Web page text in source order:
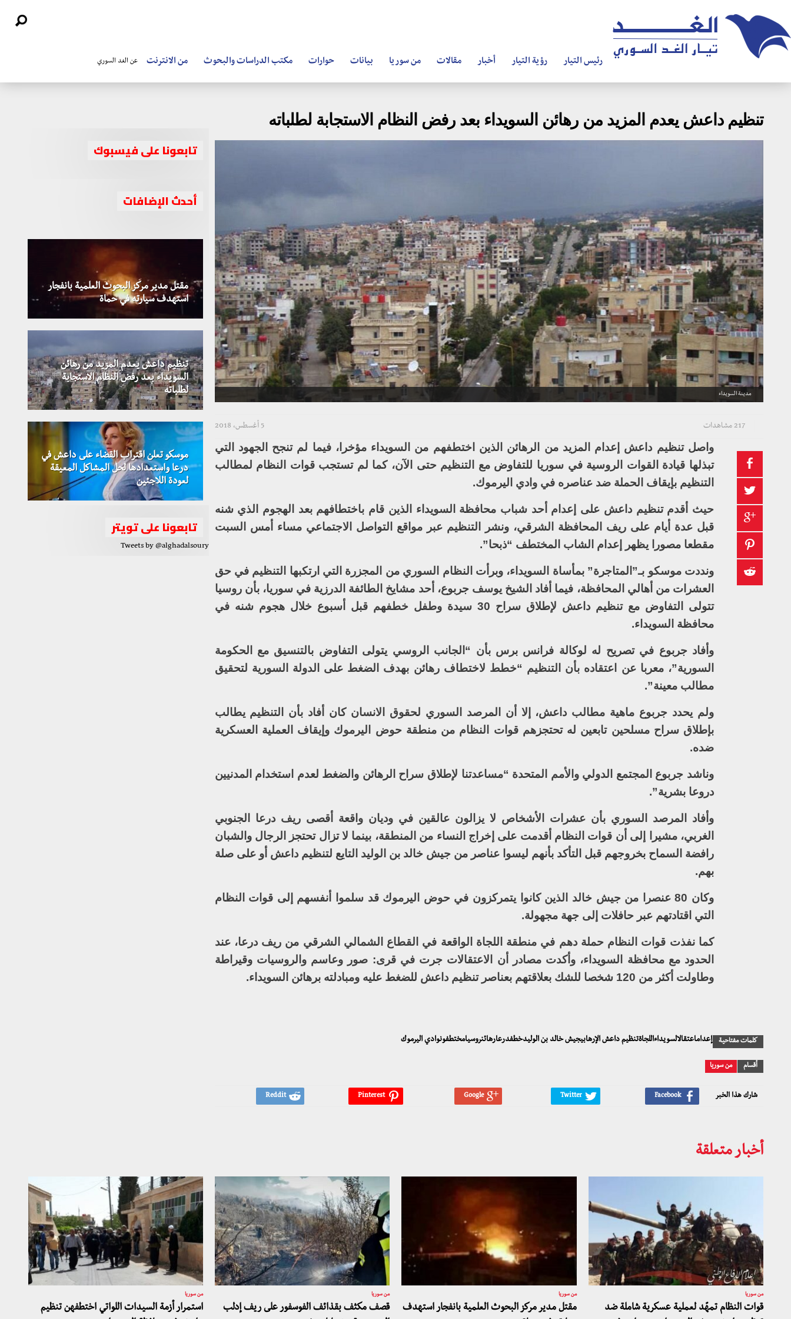
رئيس التيار رؤية التيار أخبار مقالات من سوريا بيانات حوارات مكتب الدراسات والبحوث من الانترنت عن الغد السوري
تنظيم داعش يعدم المزيد من رهائن السويداء بعد رفض النظام الاستجابة لطلباته
مدينة السويداء
5 أغسطس، 2018 217 مشاهدات
واصل تنظيم داعش إعدام المزيد من الرهائن الذين اختطفهم من السويداء مؤخرا، فيما لم تنجح الجهود التي
تبذلها قيادة القوات الروسية في سوريا للتفاوض مع التنظيم حتى الآن، كما لم تستجب قوات النظام لمطالب
التنظيم بإيقاف الحملة ضد عناصره في وادي اليرموك.
حيث أقدم تنظيم داعش على إعدام أحد شباب محافظة السويداء الذين قام باختطافهم بعد الهجوم الذي شنه
قبل عدة أيام على ريف المحافظة الشرقي، ونشر التنظيم عبر مواقع التواصل الاجتماعي مساء أمس السبت
مقطعا مصورا يظهر إعدام الشاب المختطف “ذبحا”.
ونددت موسكو بـ”المتاجرة” بمأساة السويداء، وبرأت النظام السوري من المجزرة التي ارتكبها التنظيم في حق
العشرات من أهالي المحافظة، فيما أفاد الشيخ يوسف جربوع، أحد مشايخ الطائفة الدرزية في سوريا، بأن روسيا
تتولى التفاوض مع تنظيم داعش لإطلاق سراح 30 سيدة وطفل خطفهم قبل أسبوع خلال هجوم شنه في
محافظة السويداء.
وأفاد جربوع في تصريح له لوكالة فرانس برس بأن “الجانب الروسي يتولى التفاوض بالتنسيق مع الحكومة
السورية”، معربا عن اعتقاده بأن التنظيم “خطط لاختطاف رهائن بهدف الضغط على الدولة السورية لتحقيق
مطالب معينة”.
ولم يحدد جربوع ماهية مطالب داعش، إلا أن المرصد السوري لحقوق الانسان كان أفاد بأن التنظيم يطالب
بإطلاق سراح مسلحين تابعين له تحتجزهم قوات النظام من منطقة حوض اليرموك وإيقاف العملية العسكرية
ضده.
وناشد جربوع المجتمع الدولي والأمم المتحدة “مساعدتنا لإطلاق سراح الرهائن والضغط لعدم استخدام المدنيين
دروعا بشرية”.
وأفاد المرصد السوري بأن عشرات الأشخاص لا يزالون عالقين في وديان واقعة أقصى ريف درعا الجنوبي
الغربي، مشيرا إلى أن قوات النظام أقدمت على إخراج النساء من المنطقة، بينما لا تزال تحتجز الرجال والشبان
رافضة السماح بخروجهم قبل التأكد بأنهم ليسوا عناصر من جيش خالد بن الوليد التايع لتنظيم داعش أو على صلة
بهم.
وكان 80 عنصرا من جيش خالد الذين كانوا يتمركزون في حوض اليرموك قد سلموا أنفسهم إلى قوات النظام
التي اقتادتهم عبر حافلات إلى جهة مجهولة.
كما نفذت قوات النظام حملة دهم في منطقة اللجاة الواقعة في القطاع الشمالي الشرقي من ريف درعا، عند
الحدود مع محافظة السويداء، وأكدت مصادر أن الاعتقالات جرت في قرى: صور وعاسم والروسيات وقيراطة
وطاولت أكثر من 120 شخصا للشك بعلاقتهم بعناصر تنظيم داعش للضغط عليه ومبادلته برهائن السويداء.
كلمات مفتاحية إعداماعتقالالسويداءاللجاةتنظيم داعش الإرهابيجيش خالد بن الوليدخطفدرعارهائنروسيامختطفونوادي اليرموك
أقسام من سوريا
شارك هذا الخبر
تابعونا على فيسبوك
أحدث الإضافات
ضد تنظيم داعش بريف السويداء
بتعزيزات غير مسبوقة
مقتل مدير مركز البحوث العلمية بانفجار
استهدف سيارته في حماة
تنظيم داعش يعدم المزيد من رهائن
السويداء بعد رفض النظام الاستجابة
لطلباته
موسكو تعلن اقتراب القضاء على داعش في
درعا واستعدادها لحل المشاكل المعيقة
لعودة اللاجئين
تابعونا على تويتر
Tweets by @alghadalsoury
أخبار متعلقة
من سوريا
قوات النظام تمهّد لعملية عسكرية شاملة ضد
من سوريا
مقتل مدير مركز البحوث العلمية بانفجار استهدف
من سوريا
قصف مكثف بقذائف الفوسفور على ريف إدلب
من سوريا
استمرار أزمة السيدات اللواتي اختطفهن تنظيم